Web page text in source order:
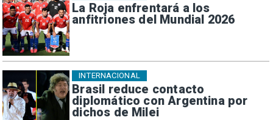
La Roja enfrentará a los
anfitriones del Mundial 2026
Brasil reduce contacto
diplomático con Argentina por
dichos de Milei
INTERNACIONAL